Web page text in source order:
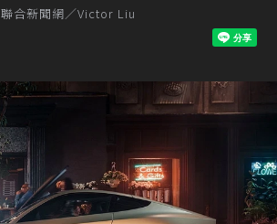
聯合新聞網／Victor Liu